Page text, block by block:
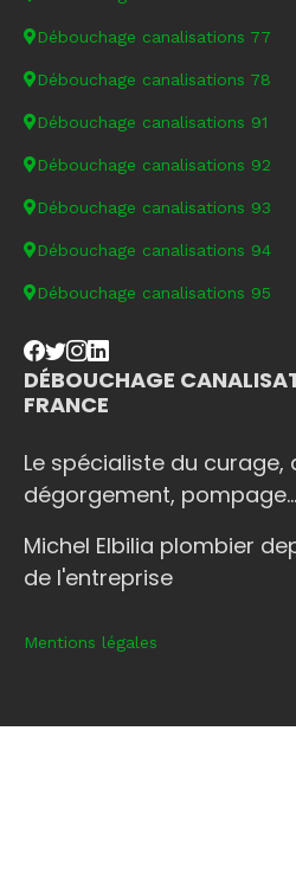
Débouchage canalisations 77
Débouchage canalisations 78
Débouchage canalisations 91
Débouchage canalisations 92
Débouchage canalisations 93
Débouchage canalisations 94
Débouchage canalisations 95
DÉBOUCHAGE
FRANCE
Le spécialiste du curage,
dégorgement, pompage...
Michel Elbilia plombier
de l'entreprise
Mentions légales